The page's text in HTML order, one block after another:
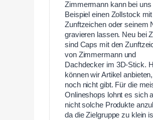
Zimmermann kann bei uns
Beispiel einen Zollstock
Zunftzeichen oder seinem
gravieren lassen. Neu bei
sind Caps mit den
von Zimmermann und
Dachdecker im 3D-Stick.
können wir Artikel
noch nicht gibt. Für die
Onlineshops lohnt es sich
nicht solche Produkte
da die Zielgruppe zu klein